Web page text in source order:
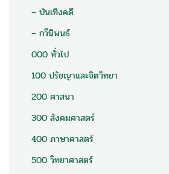
– บันเทิงคดี
– กวีนิพนธ์
000 ทั่วไป
100 ปรัชญาและจิตวิทยา
200 ศาสนา
300 สังคมศาสตร์
400 ภาษาศาสตร์
500 วิทยาศาสตร์